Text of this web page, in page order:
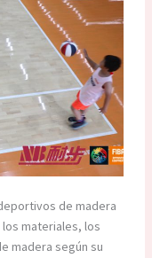
de madera
los materiales, los
madera según su